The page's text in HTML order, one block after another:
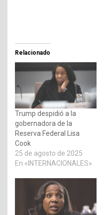
Relacionado
Trump despidió a la
gobernadora de la
Reserva Federal Lisa
Cook
25 de agosto de 2025
En «INTERNACIONALES»